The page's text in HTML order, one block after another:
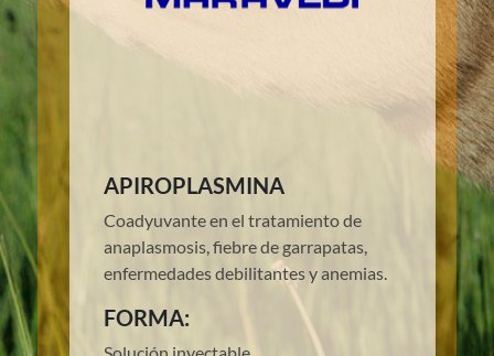
APIROPLASMINA
Coadyuvante en el tratamiento de
anaplasmosis, fiebre de garrapatas,
enfermedades debilitantes y anemias.
FORMA: